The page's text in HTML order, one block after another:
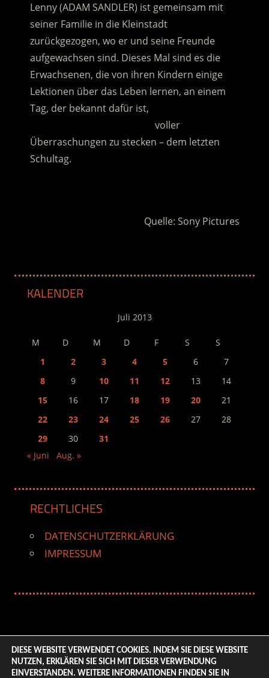
Lenny (ADAM SANDLER) ist gemeinsam mit
seiner Familie in die Kleinstadt
zurückgezogen, wo er und seine Freunde
aufgewachsen sind. Dieses Mal sind es die
Erwachsenen, die von ihren Kindern einige
Lektionen über das Leben lernen, an einem
Tag, der bekannt dafür ist,
voller
Überraschungen zu stecken – dem letzten
Schultag.
Quelle: Sony Pictures
KALENDER
Juli 2013
M D M D F S
S
1
2 3 4 5 6
7
8
9 10 11 12 13
14
15
16 17 18 19 20
21
22
23 24 25 26 27
28
29
30
31
« Juni
Aug. »
RECHTLICHES
DATENSCHUTZERKLÄRUNG
IMPRESSUM
© 2026 ENTERTAINMENT BASE – Life & Style Magazine.
DIESE WEBSITE VERWENDET COOKIES. INDEM SIE DIESE WEBSITE
NUTZEN, ERKLÄREN SIE SICH MIT DIESER VERWENDUNG
EINVERSTANDEN. WEITERE INFORMATIONEN FINDEN SIE IN